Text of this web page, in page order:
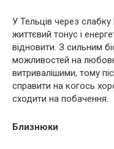
У Тельців через
життєвий тонус і
відновити. З сильним
можливостей на
витривалішими, тому
справити на когось
сходити на побачення.
Близнюки